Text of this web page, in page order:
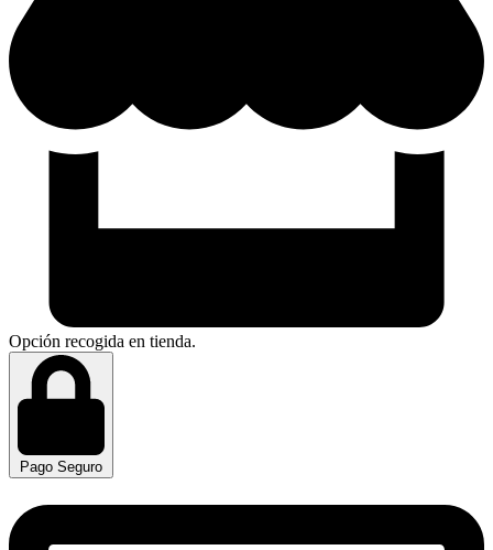
Opción recogida en tienda.
Pago Seguro